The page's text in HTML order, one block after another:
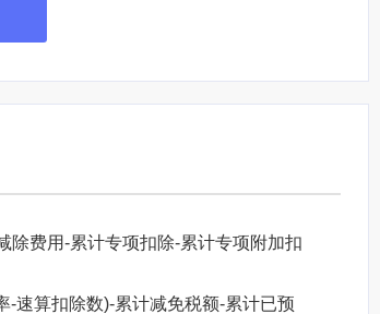
除费用-累计专项扣除-累计专项附加扣
速算扣除数)-累计减免税额-累计已预